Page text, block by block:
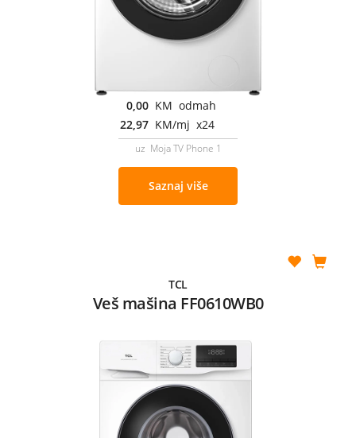
0,00 KM odmah
22,97 KM/mj x24
uz Moja TV Phone 1
Saznaj više
TCL
Veš mašina FF0610WB0